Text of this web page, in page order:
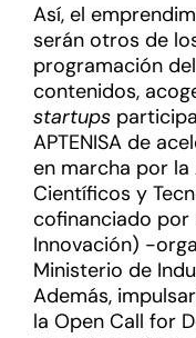
Así, el
serán otros de
programación
contenidos,
startups
APTENISA de
en marcha por la
Científicos y
cofinanciado por
Innovación) -
Ministerio de
Además,
la Open Call for